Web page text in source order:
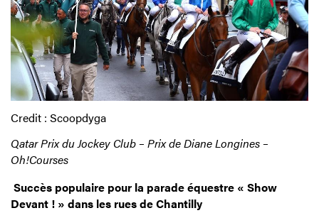
Credit : Scoopdyga
Qatar Prix du Jockey Club – Prix de Diane Longines –
Oh!Courses
Succès populaire pour la parade équestre « Show
Devant ! » dans les rues de Chantilly